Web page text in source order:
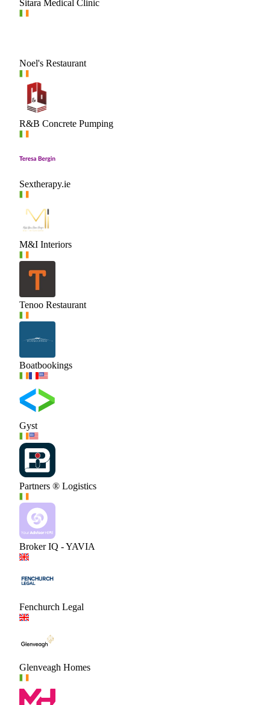
Sitara Medical Clinic
Noel's Restaurant
R&B Concrete Pumping
Sextherapy.ie
M&I Interiors
Tenoo Restaurant
Boatbookings
Gyst
Partners ® Logistics
Broker IQ - YAVIA
Fenchurch Legal
Glenveagh Homes